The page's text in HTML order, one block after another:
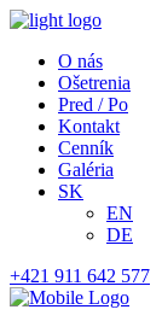
O nás
Ošetrenia
Pred / Po
Kontakt
Cenník
Galéria
SK
EN
DE
+421 911 642 577